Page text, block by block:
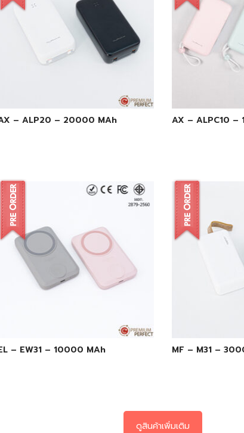
– ALP20 – 20000 MAh AX – ALPC10 –
– EW31 – 10000 MAh MF – M31 –
ดูสินค้าเพิ่มเติม